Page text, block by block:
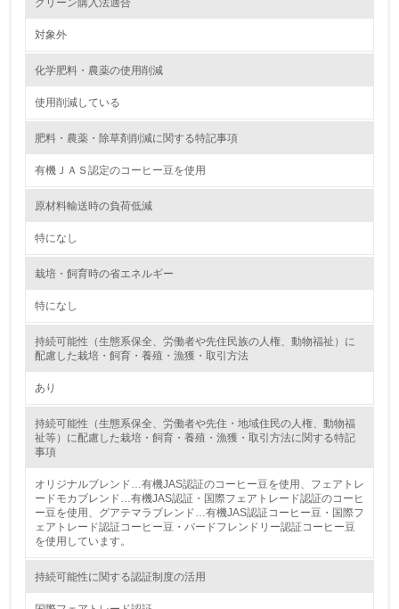
かしている
従業員が環境方針に基づいて自分の業務の中で行うべき環
2.環境への取り組み
9.
<L1> 資源（投入原料、水等）とエネルギー（電力、重
10.
減目標や計画を立てている
環境配慮型製品・サービスの製造・販売
<L1> 環境配慮型製品・サービスの製造・販売を積極的に
グリーン購入法適合
対象外
化学肥料・農薬の使用削減
使用削減している
肥料・農薬・除草剤削減に関する特記事項
有機ＪＡＳ認定のコーヒー豆を使用
原材料輸送時の負荷低減
特になし
栽培・飼育時の省エネルギー
特になし
持続可能性（生態系保全、労働者や先住民族の人権、動物福祉）に
配慮した栽培・飼育・養殖・漁獲・取引方法
あり
持続可能性（生態系保全、労働者や先住・地域住民の人権、動物福
祉等）に配慮した栽培・飼育・養殖・漁獲・取引方法に関する特記
事項
オリジナルブレンド…有機JAS認証のコーヒー豆を使用、フェアトレ
ードモカブレンド…有機JAS認証・国際フェアトレード認証のコーヒ
ー豆を使用、グアテマラブレンド…有機JAS認証コーヒー豆・国際フ
ェアトレード認証コーヒー豆・バードフレンドリー認証コーヒー豆
を使用しています。
持続可能性に関する認証制度の活用